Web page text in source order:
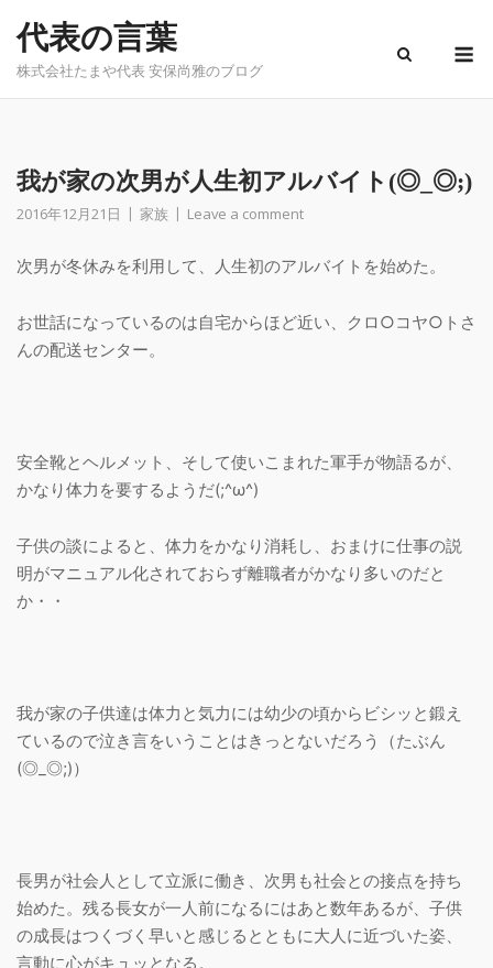
content
代表の言葉
株式会社たまや代表 安保尚雅のブログ
我が家の次男が人生初アルバイト(◎_◎;)
2016年12月21日 家族 Leave a comment
次男が冬休みを利用して、人生初のアルバイトを始めた。
お世話になっているのは自宅からほど近い、クロ○コヤ○トさ
んの配送センター。
安全靴とヘルメット、そして使いこまれた軍手が物語るが、
かなり体力を要するようだ(;^ω^)
子供の談によると、体力をかなり消耗し、おまけに仕事の説
明がマニュアル化されておらず離職者がかなり多いのだと
か・・
我が家の子供達は体力と気力には幼少の頃からビシッと鍛え
ているので泣き言をいうことはきっとないだろう（たぶん
(◎_◎;)）
長男が社会人として立派に働き、次男も社会との接点を持ち
始めた。残る長女が一人前になるにはあと数年あるが、子供
の成長はつくづく早いと感じるとともに大人に近づいた姿、
言動に心がキュッとなる。